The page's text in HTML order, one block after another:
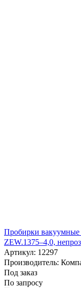
Пробирки вакуумные
ZEW.1375–4,0,
Артикул: 12297
Производитель:
Под заказ
По запросу